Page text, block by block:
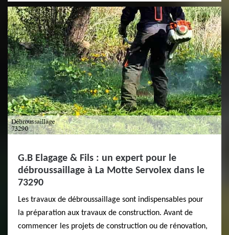
G.B Elagage & Fils : un expert pour le
débroussaillage à La Motte Servolex dans le
73290
Les travaux de débroussaillage sont indispensables pour
la préparation aux travaux de construction. Avant de
commencer les projets de construction ou de rénovation,